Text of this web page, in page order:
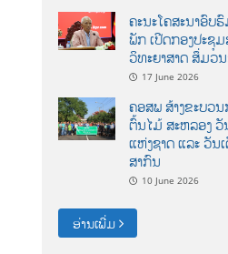
ຄະນະໂຄສະນາອົບ
ພັກ ເປີດກອງປະຊຸມ
ວິທະຍາສາດ ສຶ່ມວ
17 June 2026
ຄອສພ ສ້າງຂະບວ
ຕົ້ນໄມ້ ສະຫລອງ
ແຫ່ງຊາດ ແລະ ວັນ
ສາກົນ
10 June 2026
ອ່ານເພີ່ມ